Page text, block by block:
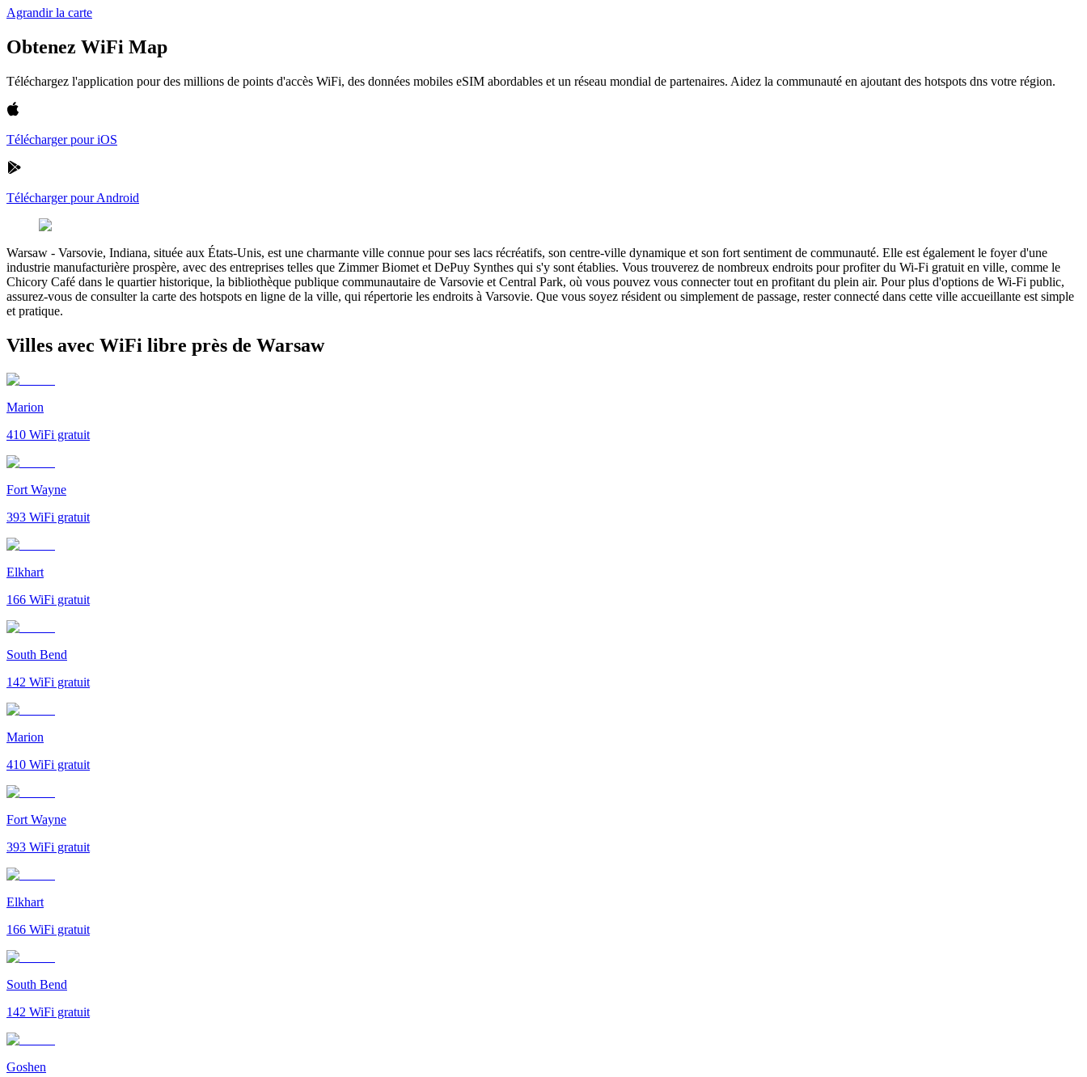
Agrandir la carte
Obtenez WiFi Map
Téléchargez l'application pour des millions de points d'accès WiFi, des données mobiles eSIM abordables et un réseau mondial de partenaires. Aidez la communauté en ajoutant des hotspots dns votre région.
Télécharger pour iOS
Télécharger pour Android
Warsaw - Varsovie, Indiana, située aux États-Unis, est une charmante ville connue pour ses lacs récréatifs, son centre-ville dynamique et son fort sentiment de communauté. Elle est également le foyer d'une
industrie manufacturière prospère, avec des entreprises telles que Zimmer Biomet et DePuy Synthes qui s'y sont établies. Vous trouverez de nombreux endroits pour profiter du Wi-Fi gratuit en ville, comme le
Chicory Café dans le quartier historique, la bibliothèque publique communautaire de Varsovie et Central Park, où vous pouvez vous connecter tout en profitant du plein air. Pour plus d'options de Wi-Fi public,
assurez-vous de consulter la carte des hotspots en ligne de la ville, qui répertorie les endroits à Varsovie. Que vous soyez résident ou simplement de passage, rester connecté dans cette ville accueillante est simple
et pratique.
Villes avec WiFi libre près de Warsaw
Marion
410 WiFi gratuit
Fort Wayne
393 WiFi gratuit
Elkhart
166 WiFi gratuit
South Bend
142 WiFi gratuit
Marion
410 WiFi gratuit
Fort Wayne
393 WiFi gratuit
Elkhart
166 WiFi gratuit
South Bend
142 WiFi gratuit
Goshen